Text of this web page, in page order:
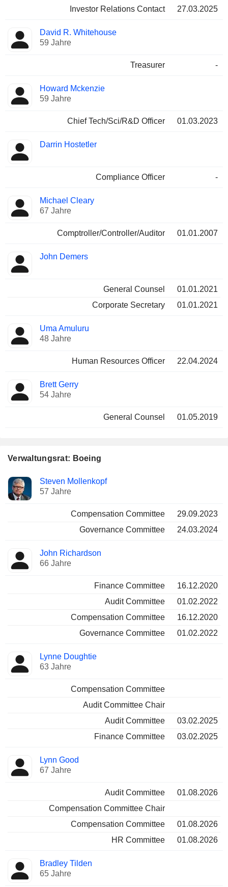
Investor Relations Contact 27.03.2025
David R. Whitehouse
59 Jahre
Treasurer -
Howard Mckenzie
59 Jahre
Chief Tech/Sci/R&D Officer 01.03.2023
Darrin Hostetler
Compliance Officer -
Michael Cleary
67 Jahre
Comptroller/Controller/Auditor 01.01.2007
John Demers
General Counsel
01.01.2021
Corporate Secretary
01.01.2021
Uma Amuluru
48 Jahre
Human Resources Officer 22.04.2024
Brett Gerry
54 Jahre
General Counsel 01.05.2019
Verwaltungsrat: Boeing
Verwaltungsratsmitglied Ausschüsse
Steven Mollenkopf
57 Jahre
Compensation Committee
29.09.2023
Governance Committee
24.03.2024
John Richardson
66 Jahre
Finance Committee
16.12.2020
Audit Committee
01.02.2022
Compensation Committee
16.12.2020
Governance Committee
01.02.2022
Lynne Doughtie
63 Jahre
Compensation Committee
Audit Committee Chair
Audit Committee
03.02.2025
Finance Committee
03.02.2025
Lynn Good
67 Jahre
Audit Committee
01.08.2026
Compensation Committee Chair
Compensation Committee
01.08.2026
HR Committee
01.08.2026
Bradley Tilden
65 Jahre